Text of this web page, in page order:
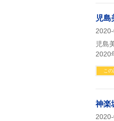
児島
児島
2020
こ
神楽